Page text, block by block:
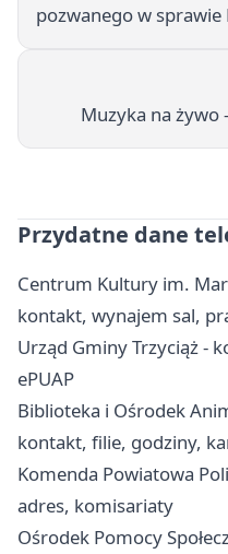
pozwanego w sprawie
Muzyka na
Przydatne dane
Centrum Kultury im.
kontakt, wynajem sal,
Urząd Gminy Trzyciąż -
ePUAP
Biblioteka i Ośrodek
kontakt, filie, godziny,
Komenda Powiatowa
adres, komisariaty
Ośrodek Pomocy